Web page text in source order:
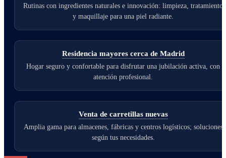
Rutinas con ingredientes naturales e innovación: limpieza, tratamiento
y maquillaje para una piel radiante.
Residencia mayores cerca de Madrid
Hogar seguro y confortable para disfrutar una jubilación activa, con
atención profesional.
Venta de carretillas nuevas
Amplia gama para almacenes, fábricas y centros logísticos; soluciones
según tus necesidades.